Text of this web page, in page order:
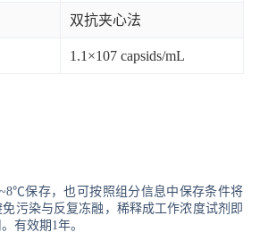
双抗夹心法
1.1×107 capsids/mL
保存，也可按照组分信息中保存条件将
污染与反复冻融，稀释成工作浓度试剂即
有效期1年。